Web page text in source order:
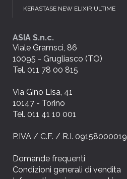
KERASTASE NEW ELIXIR ULTIME
ASIA S.n.c.
Viale Gramsci, 86
10095 - Grugliasco (TO)
Tel. 011 78 00 815
Via Gino Lisa, 41
10147 - Torino
Tel. 011 41 10 001
P.IVA / C.F. / R.I. 09158000019
Domande frequenti
Condizioni generali di vendita